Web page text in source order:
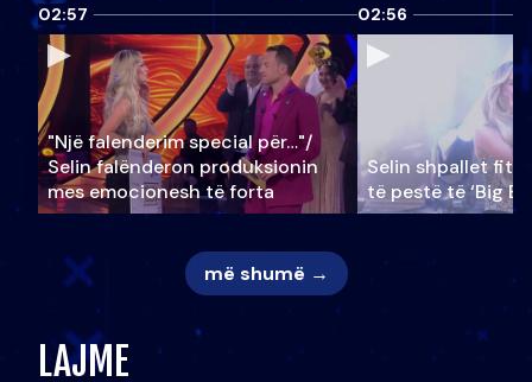
02:57
"Një falenderim special për…"/
Selin falënderon produksionin
mes emocionesh të forta
02:56
Selin shpallet
të pestë të ‘Big
më shumë →
LAJME